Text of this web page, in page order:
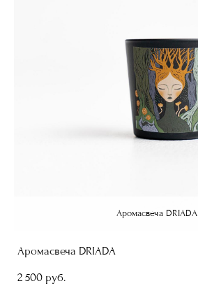
Аромасвеча DRIADA
Аромасвеча DRIADA
2 500 pуб.